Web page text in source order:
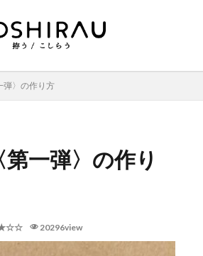
弾〉の作り方
一弾〉の作り
★☆☆ 20296view